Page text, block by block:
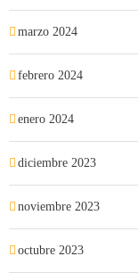
marzo 2024
febrero 2024
enero 2024
diciembre 2023
noviembre 2023
octubre 2023